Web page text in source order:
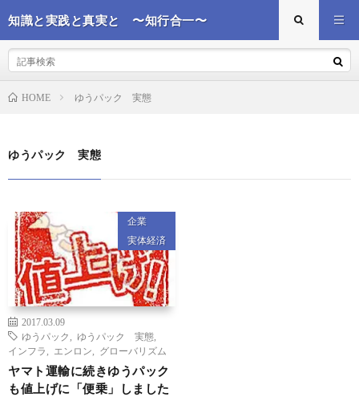
知識と実践と真実と 〜知行合一〜
HOME ゆうパック 実態
ゆうパック 実態
企業
実体経済
2017.03.09
ゆうパック
ゆうパック 実態
インフラ
エンロン グローバリズム
ヤマト運輸に続きゆうパック
も値上げに「便乗」しました